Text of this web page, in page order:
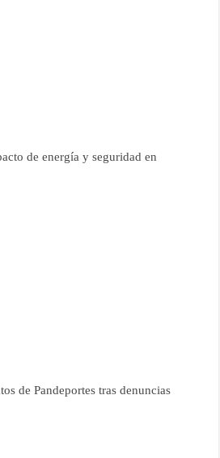
de energía y seguridad en
de Pandeportes tras denuncias